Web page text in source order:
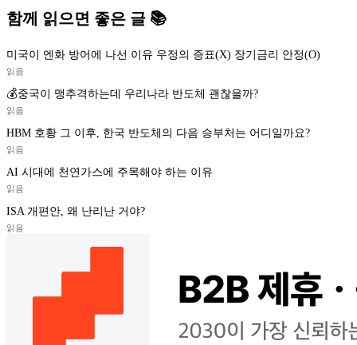
함께 읽으면 좋은 글 📚
미국이 엔화 방어에 나선 이유 우정의 증표(X) 장기금리 안정(O)
읽음
💰중국이 맹추격하는데 우리나라 반도체 괜찮을까?
읽음
HBM 호황 그 이후, 한국 반도체의 다음 승부처는 어디일까요?
읽음
AI 시대에 천연가스에 주목해야 하는 이유
읽음
ISA 개편안, 왜 난리난 거야?
읽음